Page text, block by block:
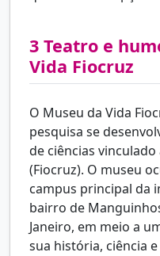
3 Teatro e
Vida Fiocruz
O Museu da Vida
pesquisa se
de ciências
(Fiocruz). O museu
campus principal da
bairro de
Janeiro, em meio a
sua história, ciência